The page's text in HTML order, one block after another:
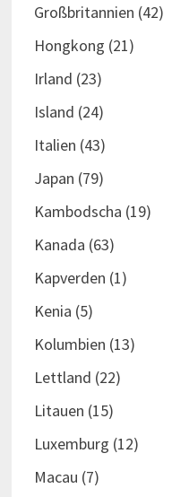
Großbritannien (42)
Hongkong (21)
Irland (23)
Island (24)
Italien (43)
Japan (79)
Kambodscha (19)
Kanada (63)
Kapverden (1)
Kenia (5)
Kolumbien (13)
Lettland (22)
Litauen (15)
Luxemburg (12)
Macau (7)